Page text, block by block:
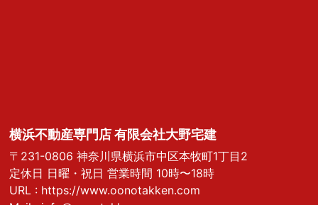
横浜不動産専門店 有限会社大野宅建
〒231-0806 神奈川県横浜市中区本牧町1丁目2
定休日 日曜・祝日 営業時間 10時〜18時
URL : https://www.oonotakken.com